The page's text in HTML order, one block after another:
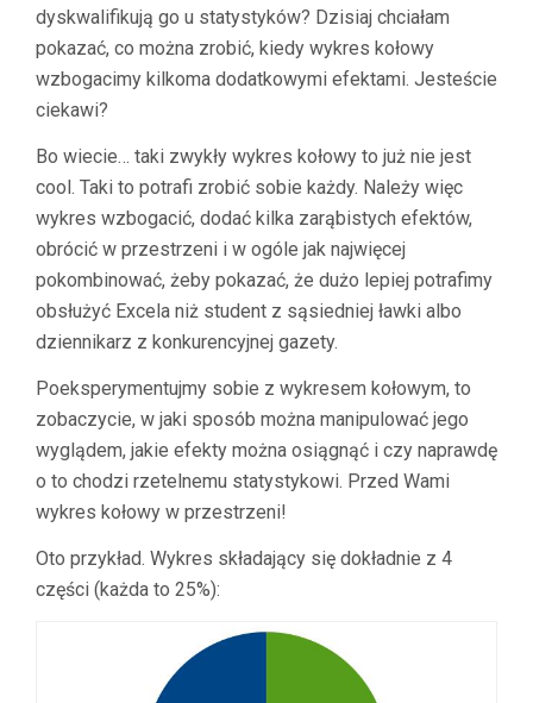
dyskwalifikują go u statystyków? Dzisiaj chciałam
pokazać, co można zrobić, kiedy wykres kołowy
wzbogacimy kilkoma dodatkowymi efektami. Jesteście
ciekawi?
Bo wiecie… taki zwykły wykres kołowy to już nie jest
cool. Taki to potrafi zrobić sobie każdy. Należy więc
wykres wzbogacić, dodać kilka zarąbistych efektów,
obrócić w przestrzeni i w ogóle jak najwięcej
pokombinować, żeby pokazać, że dużo lepiej potrafimy
obsłużyć Excela niż student z sąsiedniej ławki albo
dziennikarz z konkurencyjnej gazety.
Poeksperymentujmy sobie z wykresem kołowym, to
zobaczycie, w jaki sposób można manipulować jego
wyglądem, jakie efekty można osiągnąć i czy naprawdę
o to chodzi rzetelnemu statystykowi. Przed Wami
wykres kołowy w przestrzeni!
Oto przykład. Wykres składający się dokładnie z 4
części (każda to 25%):